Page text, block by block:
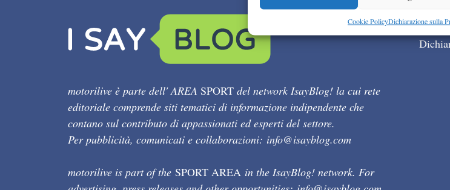
Cookie PolicyDichiarazione sulla
motorilive è parte dell' AREA SPORT del network IsayBlog! la cui rete
editoriale comprende siti tematici di informazione indipendente che
contano sul contributo di appassionati ed esperti del settore.
Per pubblicità, comunicati e collaborazioni: info@isayblog.com
motorilive is part of the SPORT AREA in the IsayBlog! network. For